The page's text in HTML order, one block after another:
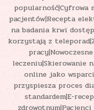
popularność|Cyfrowa
pacjentów|Recepta
na badania krwi
korzystają z
leczeniu|Skierowanie
online jako
przyspiesza proces
standardem|E-
zdrowotnym|Pacjenci